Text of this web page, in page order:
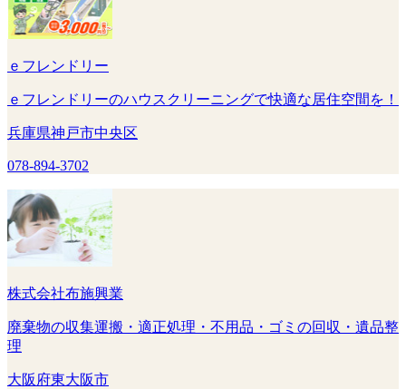
ｅフレンドリー
ｅフレンドリーのハウスクリーニングで快適な居住空間を！
兵庫県神戸市中央区
078-894-3702
株式会社布施興業
廃棄物の収集運搬・適正処理・不用品・ゴミの回収・遺品整
理
大阪府東大阪市